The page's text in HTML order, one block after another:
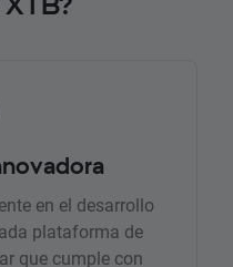
en el desarrollo
plataforma de
que cumple con